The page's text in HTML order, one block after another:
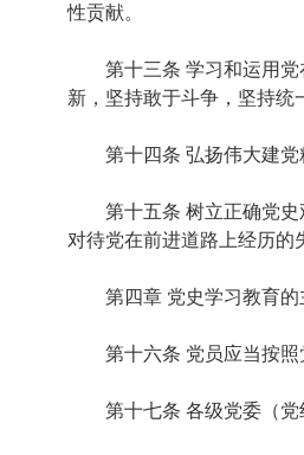
性贡献。
第十三条 学习和运用党在
新，坚持敢于斗争，坚持统
第十四条 弘扬伟大建党精
第十五条 树立正确党史观
对待党在前进道路上经历的
第四章 党史学习教育的
第十六条 党员应当按照党
第十七条 各级党委（党组